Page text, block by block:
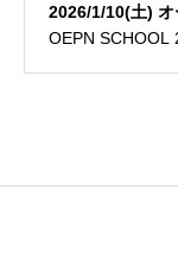
2026/1/10(土) オ
OEPN SCHOOL